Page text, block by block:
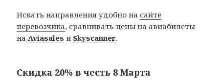
Искать направления удобно на сайте
перевозчика, сравнивать цены на авиабилеты
на Aviasales и Skyscanner.
Скидка 20% в честь 8 Марта